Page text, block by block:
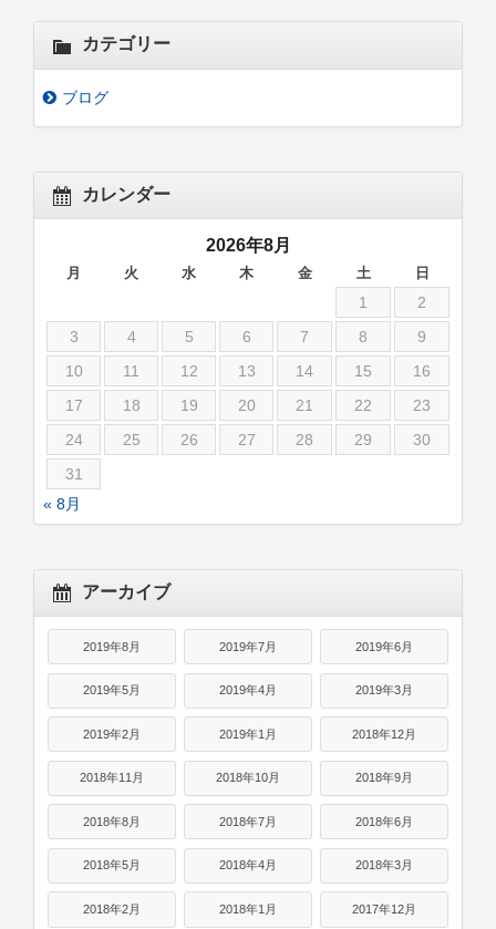
カテゴリー
ブログ
カレンダー
2026年8月
月 火 水 木 金 土 日
1
2
3
4 5 6 7 8
9
10
11 12 13 14 15
16
17
18 19 20 21 22
23
24
25 26 27 28 29
30
31
« 8月
アーカイブ
2019年8月 2019年7月 2019年6月
2019年5月 2019年4月 2019年3月
2019年2月 2019年1月 2018年12月
2018年11月 2018年10月 2018年9月
2018年8月 2018年7月 2018年6月
2018年5月 2018年4月 2018年3月
2018年2月 2018年1月 2017年12月